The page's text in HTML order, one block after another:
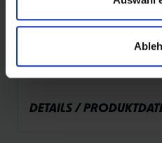
und Umweltbewusstsein.
auf Qualität und
DETAILS /